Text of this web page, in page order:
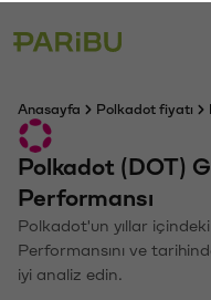
Anasayfa Polkadot fiyatı
Polkadot (DOT)
Performansı
Polkadot'un yıllar
Performansını ve
iyi analiz edin.